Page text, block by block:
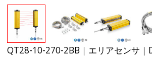
QT28-10-270-2BB｜エリアセンサ｜